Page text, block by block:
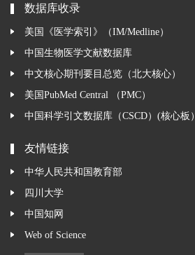
数据库收录
美国《医学索引》（IM/Medline）
中国生物医学文献数据库
中文核心期刊要目总览（北大核心）
美国PubMed Central （PMC）
中国科学引文数据库（CSCD）(核心板）
友情链接
中华人民共和国教育部
四川大学
中国知网
Web of Science